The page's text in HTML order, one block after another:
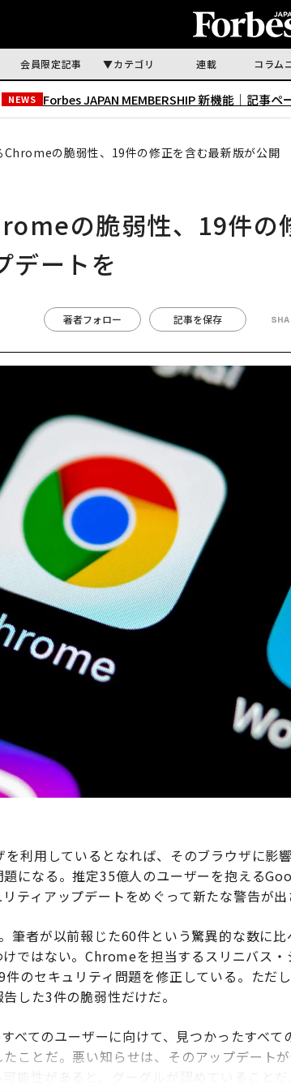
会員限定記事 カテゴリ 連載 コラム
NEWS Forbes JAPAN MEMBERSHIP 新機能｜ 記事ペ
Chromeの脆弱性、19件の修正を含む最新版が公開
の脆弱性、19件の
ートを
著者フォロー 記事を保存
利用しているとなれば、そのブラウザに影
になる。推定35億人のユーザーを抱える
ティアップデートをめぐって新たな警告が出
筆者が以前報じた60件という驚異的な数に
ではない。Chromeを担当するスリニバス・
のセキュリティ問題を修正している。ただ
した3件の脆弱性だけだ。
べてのユーザーに向けて、見つかったすべて
ことだ。悪い知らせは、そのアップデート